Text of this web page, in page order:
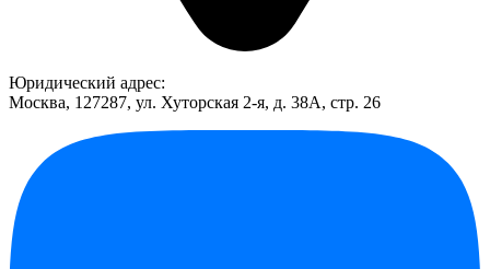
Юридический адрес:
Москва, 127287, ул. Хуторская 2-я, д. 38А, стр. 26